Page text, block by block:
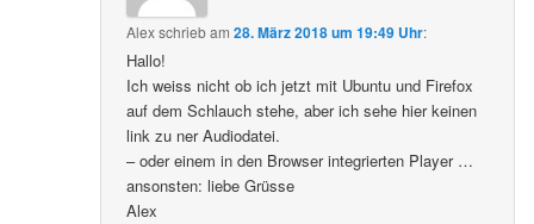
Alexschriebam28. März 2018 um 19:49 Uhr:
Hallo!
Ich weiss nicht ob ich jetzt mit Ubuntu und Firefox
auf dem Schlauch stehe, aber ich sehe hier keinen
link zu ner Audiodatei.
– oder einem in den Browser integrierten Player …
ansonsten: liebe Grüsse
Alex